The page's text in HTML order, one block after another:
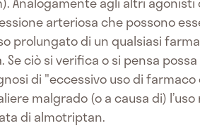
arteriosa che possono
prolungato di un qualsiasi
ciò si verifica o si pensa
di "eccessivo uso di
malgrado (o a causa di)
di almotriptan.